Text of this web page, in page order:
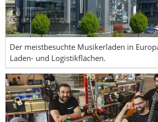
Der meistbesuchte Musikerladen in
Laden- und Logistikflächen.